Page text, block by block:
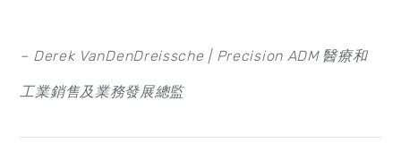
– Derek VanDenDreissche | Precision ADM 醫療和
工業銷售及業務發展總監